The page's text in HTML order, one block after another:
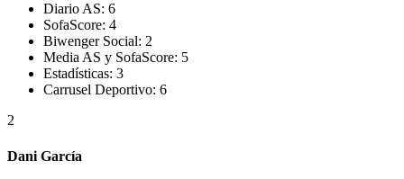
Diario AS: 6
SofaScore: 4
Biwenger Social: 2
Media AS y SofaScore: 5
Estadísticas: 3
Carrusel Deportivo: 6
2
Dani García